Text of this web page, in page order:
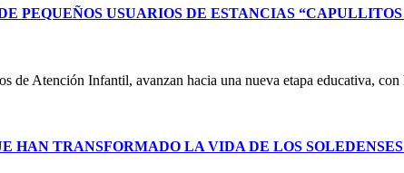
PEQUEÑOS USUARIOS DE ESTANCIAS “CAPULLITOS
de Atención Infantil, avanzan hacia una nueva etapa educativa,
HAN TRANSFORMADO LA VIDA DE LOS